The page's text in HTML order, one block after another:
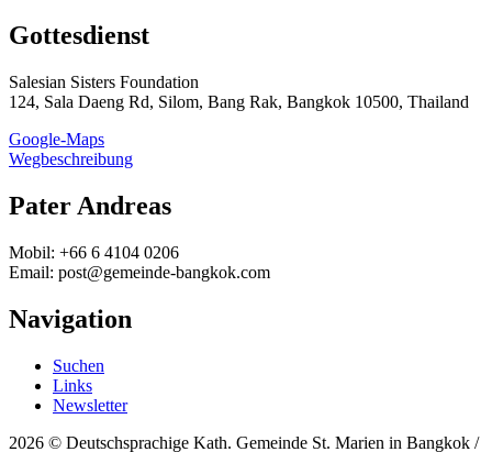
Gottesdienst
Salesian Sisters Foundation
124, Sala Daeng Rd, Silom, Bang Rak, Bangkok 10500, Thailand
Google-Maps
Wegbeschreibung
Pater Andreas
Mobil: +66 6 4104 0206
Email: post@gemeinde-bangkok.com
Navigation
Suchen
Links
Newsletter
2026 © Deutschsprachige Kath. Gemeinde St. Marien in Bangkok /